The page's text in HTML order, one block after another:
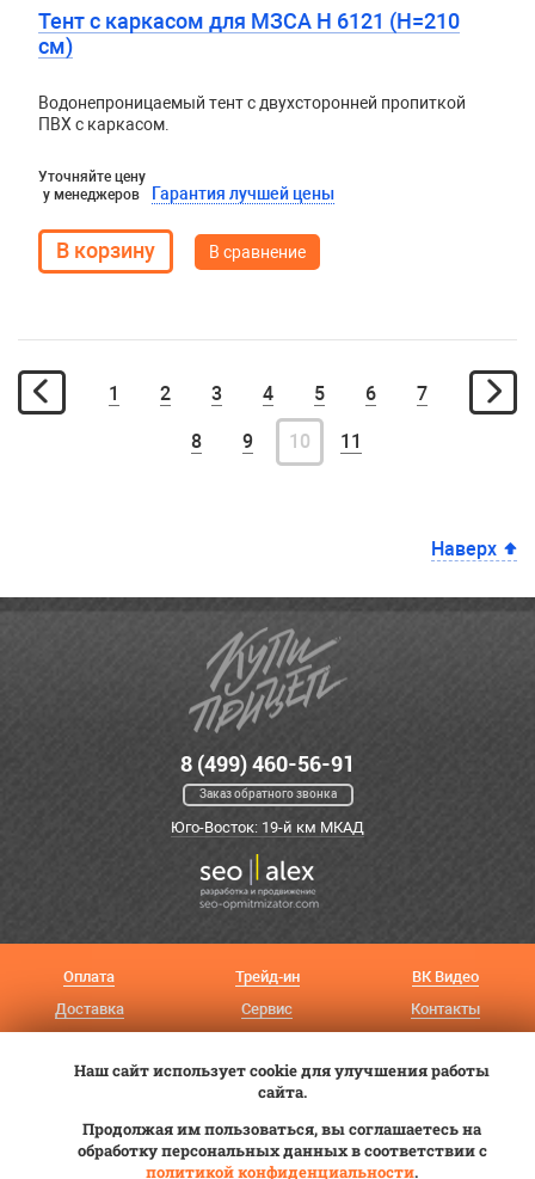
Тент с каркасом для МЗСА H 6121 (Н=210
см)
Водонепроницаемый тент с двухсторонней пропиткой
ПВХ с каркасом.
Уточняйте цену
у менеджеров
Гарантия лучшей цены
В сравнение
1 2 3 4 5 6 7
8 9 10 11
Наверх
8 (499) 460-56-91
Заказ обратного звонка
Юго-Восток: 19-й км МКАД
Оплата
Доставка
Трейд-ин
Сервис
ВК Видео
Контакты
ООО «Авангард»
Наш сайт использует cookie для улучшения работы
сайта.
Продолжая им пользоваться, вы соглашаетесь на
обработку персональных данных в соответствии с
политикой конфиденциальности.